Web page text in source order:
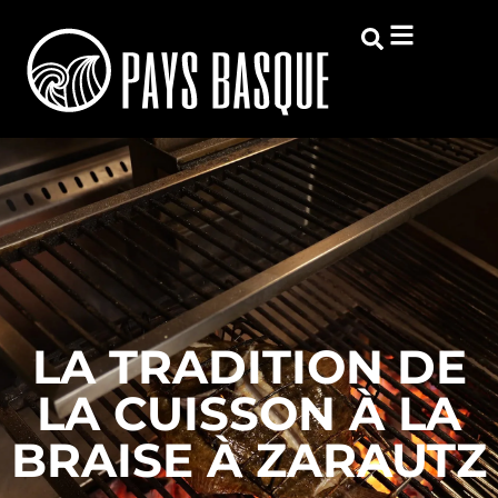
LA TRADITION DE
LA CUISSON À LA
BRAISE À ZARAUTZ